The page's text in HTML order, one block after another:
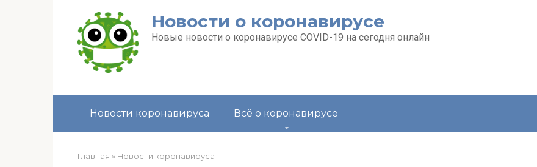
Новости о коронавирусе
Новые новости о коронавирусе COVID-19 на сегодня онлайн
Новости коронавируса Всё о коронавирусе
Главная » Новости коронавируса